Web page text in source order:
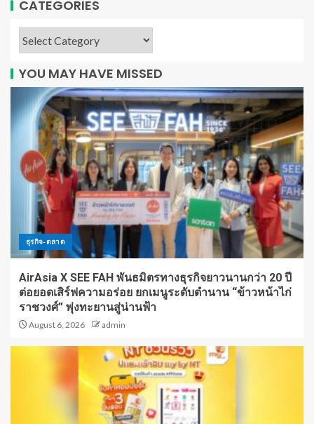
CATEGORIES
YOU MAY HAVE MISSED
ธุรกิจ-ตลาด
AirAsia X SEE FAH พันธมิตรทางธุรกิจยาวนานกว่า 20 ปี
ต่อยอดเสิร์ฟความอร่อย ยกเมนูระดับตำนาน “ข้าวหน้าไก่
ราชวงศ์” พุ่งทะยานสู่น่านฟ้า
August 6, 2026 admin